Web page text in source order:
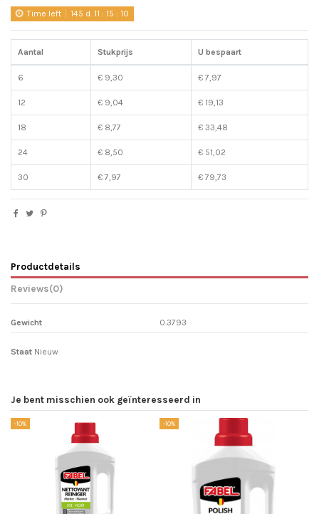
Time left 145 d. 11 : 15 : 09
Aantal Stukprijs U bespaart
6 € 9,30 € 7,97
12 € 9,04 € 19,13
18 € 8,77 € 33,48
24 € 8,50 € 51,02
30 € 7,97 € 79,73
Productdetails
Reviews(0)
Gewicht 0.3793
Staat Nieuw
Je bent misschien ook geïnteresseerd in
-10% -10%